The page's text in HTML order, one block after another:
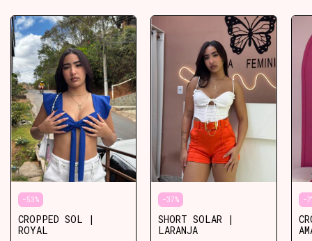
-53%
CROPPED SOL |
ROYAL
-37%
SHORT SOLAR |
LARANJA
-7